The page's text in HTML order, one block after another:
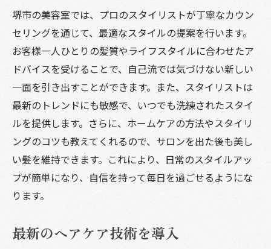
堺市の美容室では、プロのスタイリストが丁寧なカウン
セリングを通じて、最適なスタイルの提案を行います。
お客様一人ひとりの髪質やライフスタイルに合わせたア
ドバイスを受けることで、自己流では気づけない新しい
一面を引き出すことができます。また、スタイリストは
最新のトレンドにも敏感で、いつでも洗練されたスタイ
ルを提供します。さらに、ホームケアの方法やスタイリ
ングのコツも教えてくれるので、サロンを出た後も美し
い髪を維持できます。これにより、日常のスタイルアッ
プが簡単になり、自信を持って毎日を過ごせるようにな
ります。
最新のヘアケア技術を導入